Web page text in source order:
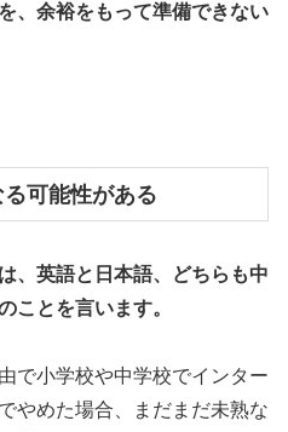
、余裕をもって準備できない
可能性がある
、英語と日本語、どちらも中
ことを言います。
で小学校や中学校でインター
やめた場合、まだまだ未熟な